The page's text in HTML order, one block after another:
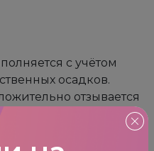
с учётом
осадков.
отзывается
которое особенно
лето частота